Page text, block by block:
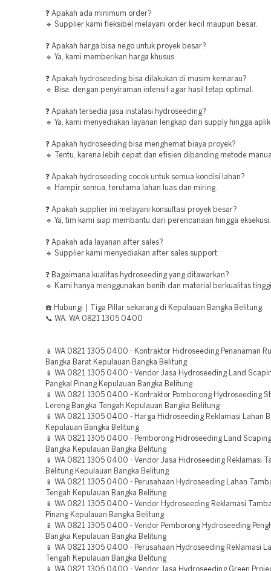
❓ Apakah ada minimum order?
🔹 Supplier kami fleksibel melayani order kecil maupun besar.
❓ Apakah harga bisa nego untuk proyek besar?
🔹 Ya, kami memberikan harga khusus.
❓ Apakah hydroseeding bisa dilakukan di musim kemarau?
🔹 Bisa, dengan penyiraman intensif agar hasil tetap optimal.
❓ Apakah tersedia jasa instalasi hydroseeding?
🔹 Ya, kami menyediakan layanan lengkap dari supply hingga
❓ Apakah hydroseeding bisa menghemat biaya proyek?
🔹 Tentu, karena lebih cepat dan efisien dibanding metode
❓ Apakah hydroseeding cocok untuk semua kondisi lahan?
🔹 Hampir semua, terutama lahan luas dan miring.
❓ Apakah supplier ini melayani konsultasi proyek besar?
🔹 Ya, tim kami siap membantu dari perencanaan hingga eksekusi.
❓ Apakah ada layanan after sales?
🔹 Supplier kami menyediakan after sales support.
❓ Bagaimana kualitas hydroseeding yang ditawarkan?
🔹 Kami hanya menggunakan benih dan material berkualitas
☎️ Hubungi | Tiga Pillar sekarang di Kepulauan Bangka Belitung.
📞 WA: WA 0821 1305 0400
📱 WA 0821 1305 0400 - Kontraktor Hidroseeding Penanaman
Bangka Barat Kepulauan Bangka Belitung
📱 WA 0821 1305 0400 - Vendor Jasa Hydroseeding Land
Pangkal Pinang Kepulauan Bangka Belitung
📱 WA 0821 1305 0400 - Kontraktor Pemborong Hydroseeding
Lereng Bangka Tengah Kepulauan Bangka Belitung
📱 WA 0821 1305 0400 - Harga Hidroseeding Reklamasi Lahan
Kepulauan Bangka Belitung
📱 WA 0821 1305 0400 - Pemborong Hidroseeding Land
Bangka Kepulauan Bangka Belitung
📱 WA 0821 1305 0400 - Vendor Jasa Hidroseeding Reklamasi
Belitung Kepulauan Bangka Belitung
📱 WA 0821 1305 0400 - Perusahaan Hydroseeding Lahan
Tengah Kepulauan Bangka Belitung
📱 WA 0821 1305 0400 - Vendor Hydroseeding Reklamasi
Pinang Kepulauan Bangka Belitung
📱 WA 0821 1305 0400 - Vendor Pemborong Hydroseeding
Bangka Kepulauan Bangka Belitung
📱 WA 0821 1305 0400 - Perusahaan Hydroseeding Reklamasi
Tengah Kepulauan Bangka Belitung
📱 WA 0821 1305 0400 - Vendor Jasa Hydroseeding Green